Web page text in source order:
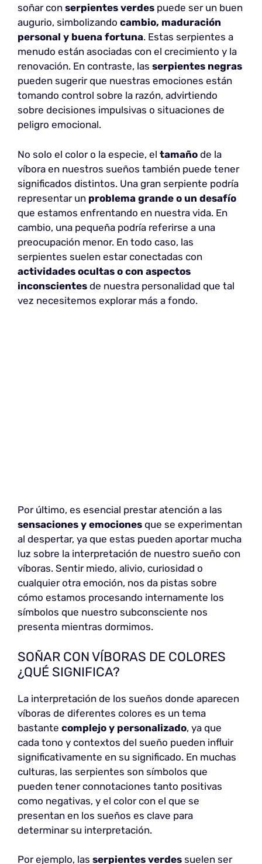
soñar con serpientes verdes puede ser un buen
augurio, simbolizando cambio, maduración
personal y buena fortuna. Estas serpientes a
menudo están asociadas con el crecimiento y la
renovación. En contraste, las serpientes negras
pueden sugerir que nuestras emociones están
tomando control sobre la razón, advirtiendo
sobre decisiones impulsivas o situaciones de
peligro emocional.
No solo el color o la especie, el tamaño de la
víbora en nuestros sueños también puede tener
significados distintos. Una gran serpiente podría
representar un problema grande o un desafío
que estamos enfrentando en nuestra vida. En
cambio, una pequeña podría referirse a una
preocupación menor. En todo caso, las
serpientes suelen estar conectadas con
actividades ocultas o con aspectos
inconscientes de nuestra personalidad que tal
vez necesitemos explorar más a fondo.
Por último, es esencial prestar atención a las
sensaciones y emociones que se experimentan
al despertar, ya que estas pueden aportar mucha
luz sobre la interpretación de nuestro sueño con
víboras. Sentir miedo, alivio, curiosidad o
cualquier otra emoción, nos da pistas sobre
cómo estamos procesando internamente los
símbolos que nuestro subconsciente nos
presenta mientras dormimos.
SOÑAR CON VÍBORAS DE COLORES
¿QUÉ SIGNIFICA?
La interpretación de los sueños donde aparecen
víboras de diferentes colores es un tema
bastante complejo y personalizado, ya que
cada tono y contextos del sueño pueden influir
significativamente en su significado. En muchas
culturas, las serpientes son símbolos que
pueden tener connotaciones tanto positivas
como negativas, y el color con el que se
presentan en los sueños es clave para
determinar su interpretación.
Por ejemplo, las serpientes verdes suelen ser